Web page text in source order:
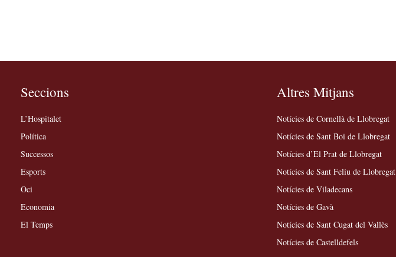
Seccions
L’Hospitalet
Política
Successos
Esports
Oci
Economia
El Temps
Altres Mitjans
Notícies de Cornellà de Llobregat
Notícies de Sant Boi de Llobregat
Notícies d’El Prat de Llobregat
Notícies de Sant Feliu de Llobregat
Notícies de Viladecans
Notícies de Gavà
Notícies de Sant Cugat del Vallès
Notícies de Castelldefels